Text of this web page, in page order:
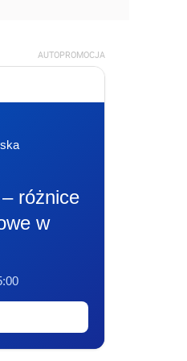
AUTOPROMOCJA
– różnice
w